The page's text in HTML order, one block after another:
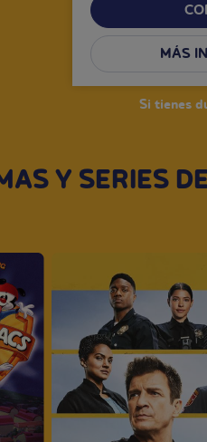
MÁS
Si tienes
Y SERIES